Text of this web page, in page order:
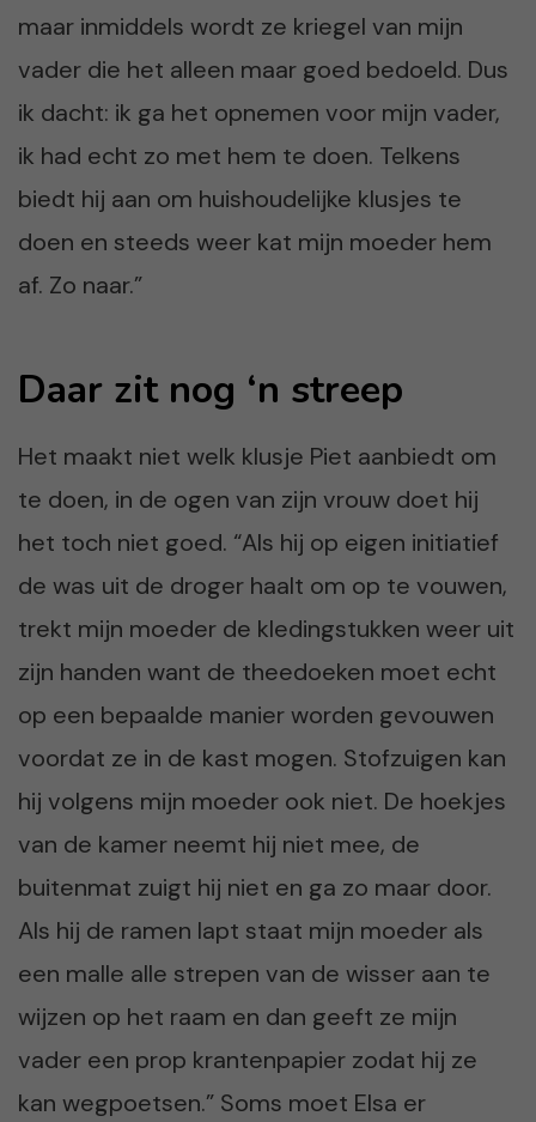
maar inmiddels wordt ze kriegel van mijn
vader die het alleen maar goed bedoeld. Dus
ik dacht: ik ga het opnemen voor mijn vader,
ik had echt zo met hem te doen. Telkens
biedt hij aan om huishoudelijke klusjes te
doen en steeds weer kat mijn moeder hem
af. Zo naar.”
Daar zit nog ‘n streep
Het maakt niet welk klusje Piet aanbiedt om
te doen, in de ogen van zijn vrouw doet hij
het toch niet goed. “Als hij op eigen initiatief
de was uit de droger haalt om op te vouwen,
trekt mijn moeder de kledingstukken weer uit
zijn handen want de theedoeken moet echt
op een bepaalde manier worden gevouwen
voordat ze in de kast mogen. Stofzuigen kan
hij volgens mijn moeder ook niet. De hoekjes
van de kamer neemt hij niet mee, de
buitenmat zuigt hij niet en ga zo maar door.
Als hij de ramen lapt staat mijn moeder als
een malle alle strepen van de wisser aan te
wijzen op het raam en dan geeft ze mijn
vader een prop krantenpapier zodat hij ze
kan wegpoetsen.” Soms moet Elsa er